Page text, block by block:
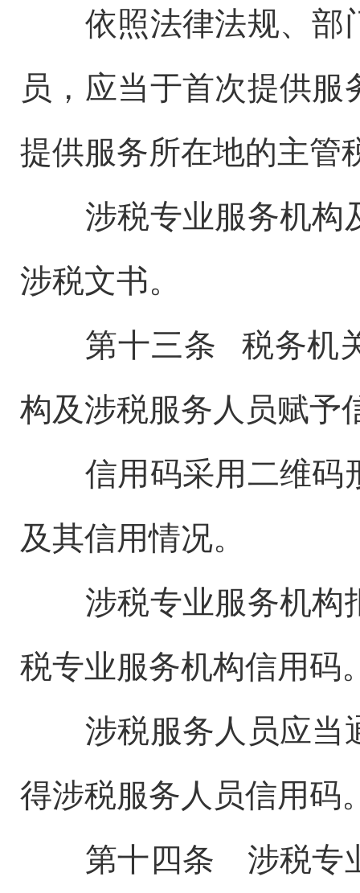
依照法律法规、部
员，应当于首次提供
提供服务所在地的主管
涉税专业服务机构
涉税文书。
第十三条 税务机关
构及涉税服务人员赋予
信用码采用二维码
及其信用情况。
涉税专业服务机构
税专业服务机构信用码
涉税服务人员应当
得涉税服务人员信用码
第十四条 涉税专业